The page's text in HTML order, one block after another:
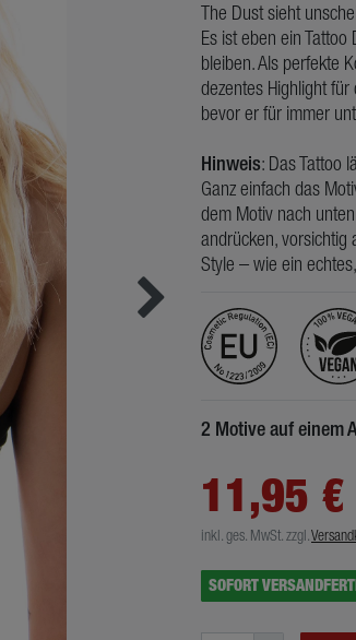
The Dust sieht
Es ist eben ein
bleiben. Als perfekte
dezentes Highlight
bevor er für immer
Hinweis: Das Tattoo
Ganz einfach das
dem Motiv nach
andrücken, vorsichtig
Style – wie ein
2 Motive auf einem
11,95 €
inkl. ges. MwSt.zzgl.
SOFORT